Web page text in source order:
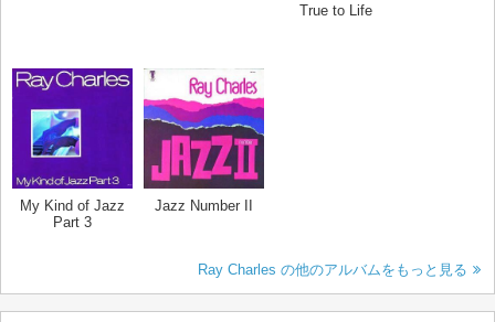
True to Life
My Kind of Jazz
Part 3
Jazz Number II
Ray Charles の他のアルバムをもっと見る